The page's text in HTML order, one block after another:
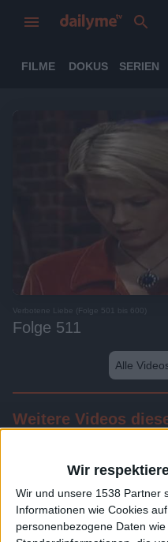
Wir
Wir und unsere 1538 Partner
Informationen wie Cookies
personenbezogene Daten
FILME DOKUS SERIEN
Verbotene Liebe (Folge 501 bis 600)
Folge 511
Alle
Weitere Videos